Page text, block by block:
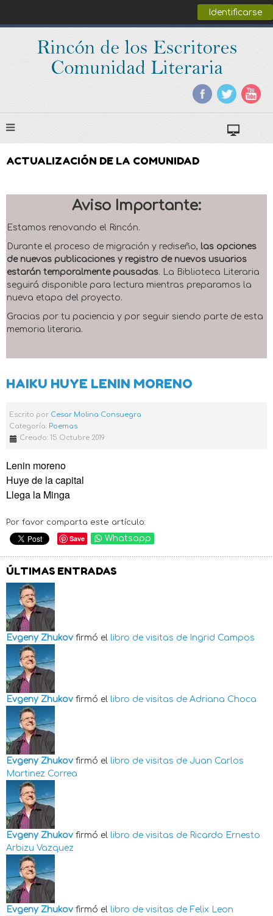
Identificarse
ACTUALIZACIÓN DE LA COMUNIDAD
Aviso Importante:
Estamos renovando el Rincón.
Durante el proceso de migración y rediseño, las opciones
de nuevas publicaciones y registro de nuevos usuarios
estarán temporalmente pausadas. La Biblioteca Literaria
seguirá disponible para lectura mientras preparamos la
nueva etapa del proyecto.
Gracias por tu paciencia y por seguir siendo parte de esta
memoria literaria.
HAIKU HUYE LENIN MORENO
Escrito por Cesar Molina Consuegra
Categoría: Poemas
Creado: 15 Octubre 2019
Lenin moreno
Huye de la capital
Llega la Minga
Por favor comparta este artículo:
Save Whatsapp
ÚLTIMAS ENTRADAS
Evgeny Zhukov firmó el libro de visitas de Ingrid Campos
Evgeny Zhukov firmó el libro de visitas de Adriana Choca
Evgeny Zhukov firmó el libro de visitas de Juan Carlos
Martinez Correa
Evgeny Zhukov firmó el libro de visitas de Ricardo Ernesto
Arbizu Vazquez
Evgeny Zhukov firmó el libro de visitas de Felix Leon